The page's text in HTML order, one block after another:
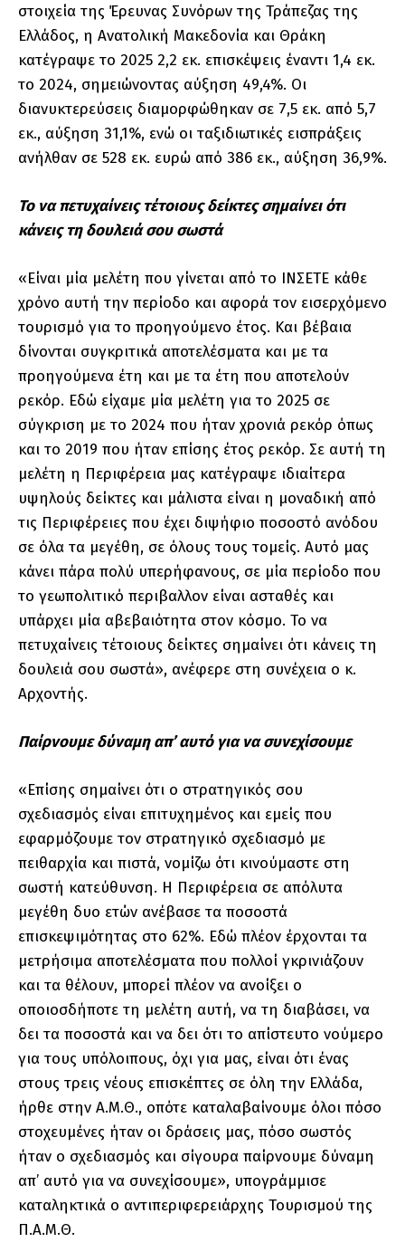
στοιχεία της Έρευνας Συνόρων της Τράπεζας της
Ελλάδος, η Ανατολική Μακεδονία και Θράκη
κατέγραψε το 2025 2,2 εκ. επισκέψεις έναντι 1,4 εκ.
το 2024, σημειώνοντας αύξηση 49,4%. Οι
διανυκτερεύσεις διαμορφώθηκαν σε 7,5 εκ. από 5,7
εκ., αύξηση 31,1%, ενώ οι ταξιδιωτικές εισπράξεις
ανήλθαν σε 528 εκ. ευρώ από 386 εκ., αύξηση 36,9%.
Το να πετυχαίνεις τέτοιους δείκτες σημαίνει ότι
κάνεις τη δουλειά σου σωστά
«Είναι μία μελέτη που γίνεται από το ΙΝΣΕΤΕ κάθε
χρόνο αυτή την περίοδο και αφορά τον εισερχόμενο
τουρισμό για το προηγούμενο έτος. Και βέβαια
δίνονται συγκριτικά αποτελέσματα και με τα
προηγούμενα έτη και με τα έτη που αποτελούν
ρεκόρ. Εδώ είχαμε μία μελέτη για το 2025 σε
σύγκριση με το 2024 που ήταν χρονιά ρεκόρ όπως
και το 2019 που ήταν επίσης έτος ρεκόρ. Σε αυτή τη
μελέτη η Περιφέρεια μας κατέγραψε ιδιαίτερα
υψηλούς δείκτες και μάλιστα είναι η μοναδική από
τις Περιφέρειες που έχει διψήφιο ποσοστό ανόδου
σε όλα τα μεγέθη, σε όλους τους τομείς. Αυτό μας
κάνει πάρα πολύ υπερήφανους, σε μία περίοδο που
το γεωπολιτικό περιβαλλον είναι ασταθές και
υπάρχει μία αβεβαιότητα στον κόσμο. Το να
πετυχαίνεις τέτοιους δείκτες σημαίνει ότι κάνεις τη
δουλειά σου σωστά», ανέφερε στη συνέχεια ο κ.
Αρχοντής.
Παίρνουμε δύναμη απ’ αυτό για να συνεχίσουμε
«Επίσης σημαίνει ότι ο στρατηγικός σου
σχεδιασμός είναι επιτυχημένος και εμείς που
εφαρμόζουμε τον στρατηγικό σχεδιασμό με
πειθαρχία και πιστά, νομίζω ότι κινούμαστε στη
σωστή κατεύθυνση. Η Περιφέρεια σε απόλυτα
μεγέθη δυο ετών ανέβασε τα ποσοστά
επισκεψιμότητας στο 62%. Εδώ πλέον έρχονται τα
μετρήσιμα αποτελέσματα που πολλοί γκρινιάζουν
και τα θέλουν, μπορεί πλέον να ανοίξει ο
οποιοσδήποτε τη μελέτη αυτή, να τη διαβάσει, να
δει τα ποσοστά και να δει ότι το απίστευτο νούμερο
για τους υπόλοιπους, όχι για μας, είναι ότι ένας
στους τρεις νέους επισκέπτες σε όλη την Ελλάδα,
ήρθε στην Α.Μ.Θ., οπότε καταλαβαίνουμε όλοι πόσο
στοχευμένες ήταν οι δράσεις μας, πόσο σωστός
ήταν ο σχεδιασμός και σίγουρα παίρνουμε δύναμη
απ’ αυτό για να συνεχίσουμε», υπογράμμισε
καταληκτικά ο αντιπεριφερειάρχης Τουρισμού της
Π.Α.Μ.Θ.